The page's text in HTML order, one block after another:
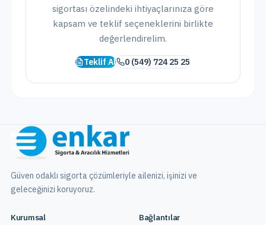
sigortası özelindeki ihtiyaçlarınıza göre
kapsam ve teklif seçeneklerini birlikte
değerlendirelim.
Teklif Al 0 (549) 724 25 25
Güven odaklı sigorta çözümleriyle ailenizi, işinizi ve
geleceğinizi koruyoruz.
Kurumsal
Bağlantılar